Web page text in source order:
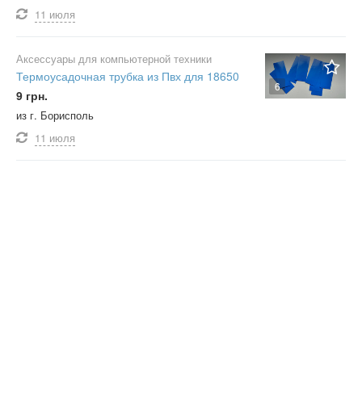
11 июля
6
Аксессуары для компьютерной техники
Термоусадочная трубка из Пвх для 18650
9 грн.
из г. Борисполь
11 июля